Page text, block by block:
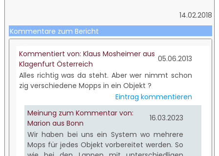
14.02.2018
Kommentare zum Bericht
Kommentiert von: Klaus Mosheimer aus
Klagenfurt Österreich
05.06.2013
Alles richtig was da steht. Aber wer nimmt schon
zig verschiedene Mopps in ein Objekt ?
Eintrag kommentieren
Meinung zum Kommentar von:
Marion aus Bonn
16.03.2023
Wir haben bei uns ein System wo mehrere
Mops für jedes Objekt vorbereitet werden. So